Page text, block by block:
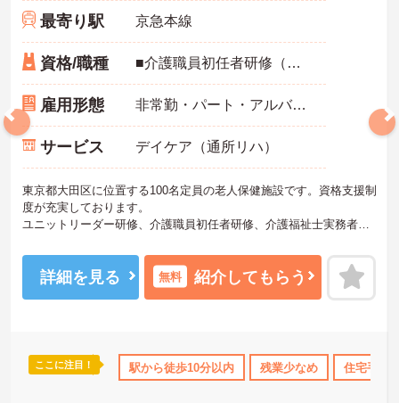
無資格OK 資格取得サポート 研修制度あり 産休･育休
最寄り駅 京急本線
資格/職種 ■介護職員初任者研修（ヘルパー2級）以上
雇用形態 非常勤・パート・アルバイト
サービス デイケア（通所リハ）
東京都大田区に位置する100名定員の老人保健施設です。資格支援制
度が充実しております。
ユニットリーダー研修、介護職員初任者研修、介護福祉士実務者研
グループの教育機関である介護福祉士を養成する専門学校では資格
取得の勉強会を開校しております。
お給与に関しては、介護・看護等の経験はもちろん、その他異業種
詳細を見る 無料 紹介してもらう
ここに注目！ 駅から徒歩10分以内 残業少なめ 住宅手当